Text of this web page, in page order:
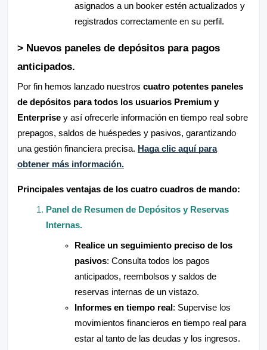
asignados a un booker estén actualizados y
registrados correctamente en su perfil.
> Nuevos paneles de depósitos para pagos
anticipados.
Por fin hemos lanzado nuestros cuatro potentes paneles
de depósitos para todos los usuarios Premium y
Enterprise y así ofrecerle información en tiempo real sobre
prepagos, saldos de huéspedes y pasivos, garantizando
una gestión financiera precisa. Haga clic aquí para
obtener más información.
Principales ventajas de los cuatro cuadros de mando:
Panel de Resumen de Depósitos y Reservas
Internas.
Realice un seguimiento preciso de los
pasivos: Consulta todos los pagos
anticipados, reembolsos y saldos de
reservas internas de un vistazo.
Informes en tiempo real : Supervise los
movimientos financieros en tiempo real para
estar al tanto de las deudas y los ingresos.